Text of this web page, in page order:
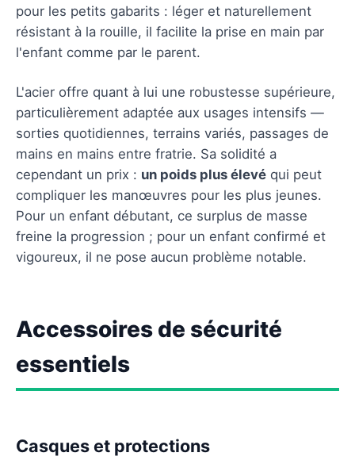
pour les petits gabarits : léger et naturellement
résistant à la rouille, il facilite la prise en main par
l'enfant comme par le parent.
L'acier offre quant à lui une robustesse supérieure,
particulièrement adaptée aux usages intensifs —
sorties quotidiennes, terrains variés, passages de
mains en mains entre fratrie. Sa solidité a
cependant un prix : un poids plus élevé qui peut
compliquer les manœuvres pour les plus jeunes.
Pour un enfant débutant, ce surplus de masse
freine la progression ; pour un enfant confirmé et
vigoureux, il ne pose aucun problème notable.
Accessoires de sécurité
essentiels
Casques et protections